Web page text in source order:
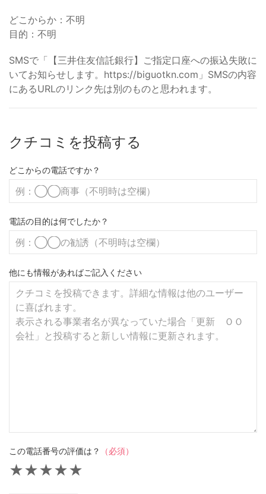
どこからか：不明
目的：不明
SMSで「【三井住友信託銀行】ご指定口座への振込失敗に
いてお知らせします。https://biguotkn.com」SMSの内容
にあるURLのリンク先は別のものと思われます。
クチコミを投稿する
どこからの電話ですか？
電話の目的は何でしたか？
他にも情報があればご記入ください
この電話番号の評価は？ （必須）
★
★
★
★
★